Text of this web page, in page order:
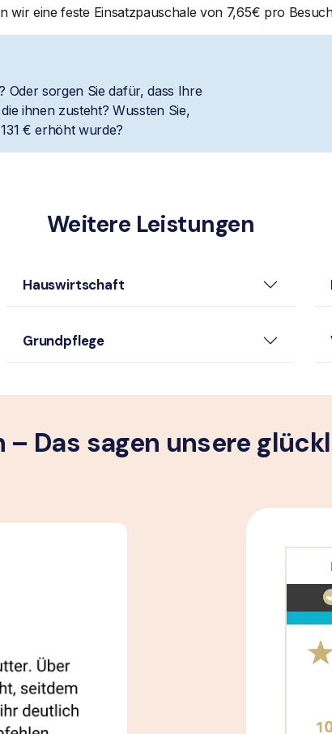
wir eine feste Einsatzpauschale von 7,65€ pro
Oder sorgen Sie dafür, dass Ihre
ihnen zusteht? Wussten Sie,
€ erhöht wurde?
Weitere Leistungen
Hauswirtschaft
Grundpflege
Das sagen unsere